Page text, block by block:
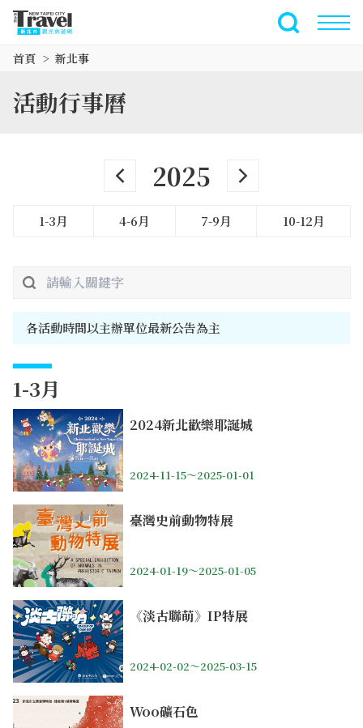
全文檢索
首頁 新北事
活動行事曆
2025
1-3月 4-6月 7-9月 10-12月
各活動時間以主辦單位最新公告為主
1-3月
2024新北歡樂耶誕城
2024-11-15～2025-01-01
臺灣史前動物特展
2024-01-19～2025-01-05
《淡古聯萌》IP特展
2024-02-02～2025-03-15
Woo礦石色